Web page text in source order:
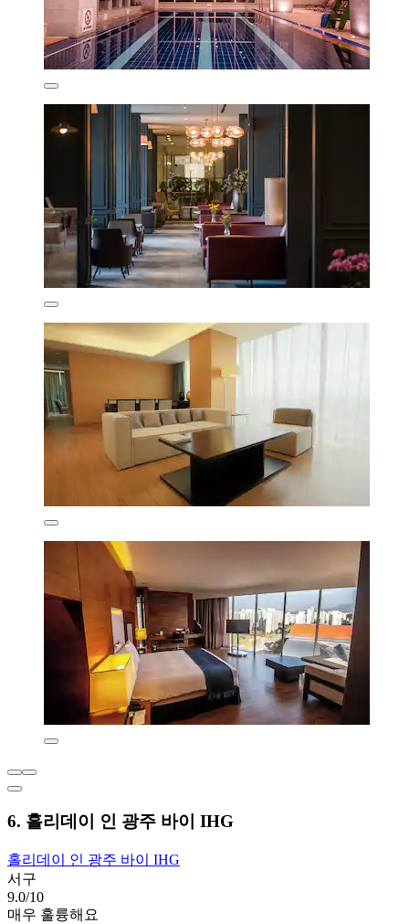
6. 홀리데이 인 광주 바이 IHG
홀리데이 인 광주 바이 IHG
서구
9.0/10
매우 훌륭해요